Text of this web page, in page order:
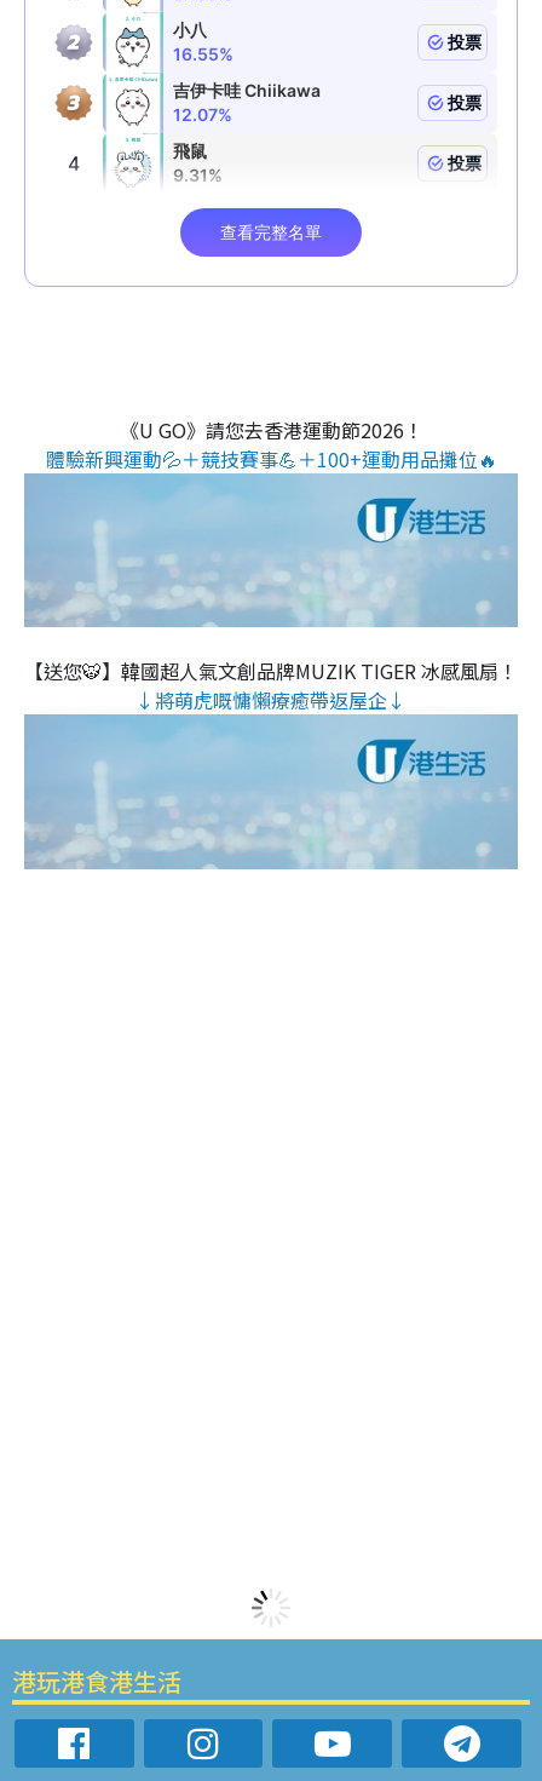
《U GO》請您去香港運動節2026！
體驗新興運動💦＋競技賽事💪＋100+運動用品攤位🔥
【送您🐯】韓國超人氣文創品牌MUZIK TIGER 冰感風扇！
↓將萌虎嘅慵懶療癒帶返屋企↓
港玩港食港生活